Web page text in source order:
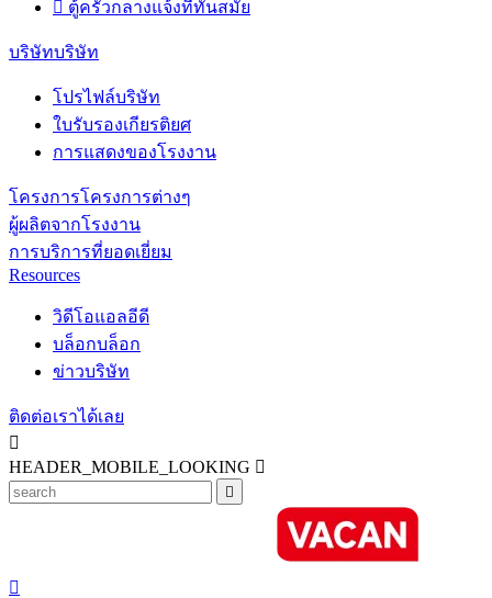
 ตู้ครัวกลางแจ้งที่ทันสมัย
บริษัทบริษัท
โปรไฟล์บริษัท
ใบรับรองเกียรติยศ
การแสดงของโรงงาน
โครงการโครงการต่างๆ
ผู้ผลิตจากโรงงาน
การบริการที่ยอดเยี่ยม
Resources
วิดีโอแอลอีดี
บล็อกบล็อก
ข่าวบริษัท
ติดต่อเราได้เลย

HEADER_MOBILE_LOOKING 

